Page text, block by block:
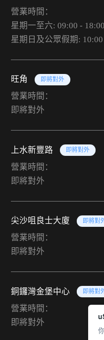
營業時間：
星期一至六: 09:00 - 18:00
星期日及公眾假期:
旺角 即將對外
營業時間：
即將對外
上水新豐路 即將對外
營業時間：
即將對外
尖沙咀良士大廈 即將對
營業時間：
即將對外
銅鑼灣金堡中心 即將對
營業時間：
即將對外